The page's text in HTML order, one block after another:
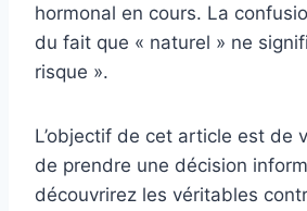
hormonal en cours. La
du fait que « naturel » ne
risque ».
L’objectif de cet article est de
de prendre une décision
découvrirez les véritables